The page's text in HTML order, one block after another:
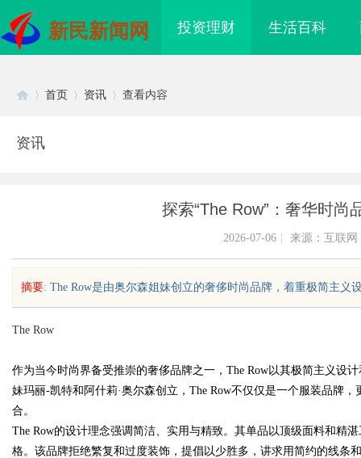
新民新闻网 投资理财 生活百科
sc
首页 资讯 查看内容
资讯
探索“The Row”：奢华时尚
2026-07-06 来源：互联网
摘要: The Row是由奥尔森姐妹创立的奢侈时尚品牌，着重极简主
The Row
作为当今时尚界备受推崇的奢侈品牌之一，The Row以其极简主义设
妹玛丽-凯特和阿什莉·奥尔森创立，The Row不仅仅是一个服装品牌
合。
The Row的设计理念强调简洁、实用与精致。其单品以顶级面料和精
格。该品牌拒绝繁复和过度装饰，提倡以少胜多，讲求用简约的线条
制造解决方案